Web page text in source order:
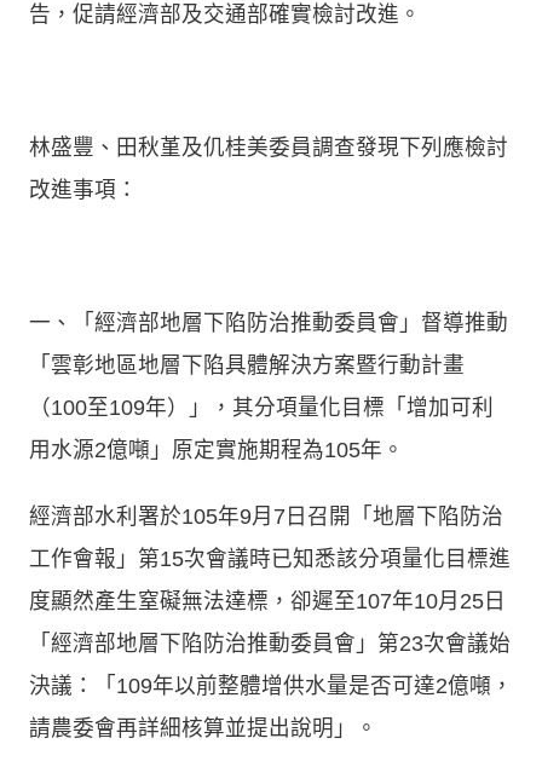
告，促請經濟部及交通部確實檢討改進。
林盛豐、田秋堇及仉桂美委員調查發現下列應檢討
改進事項：
一、「經濟部地層下陷防治推動委員會」督導推動
「雲彰地區地層下陷具體解決方案暨行動計畫
（100至109年）」，其分項量化目標「增加可利
用水源2億噸」原定實施期程為105年。
經濟部水利署於105年9月7日召開「地層下陷防治
工作會報」第15次會議時已知悉該分項量化目標進
度顯然產生窒礙無法達標，卻遲至107年10月25日
「經濟部地層下陷防治推動委員會」第23次會議始
決議：「109年以前整體增供水量是否可達2億噸，
請農委會再詳細核算並提出說明」。